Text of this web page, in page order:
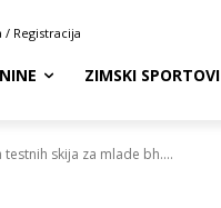
/ Registracija
ZIMSKI SPORTOVI
testnih skija za mlade bh....